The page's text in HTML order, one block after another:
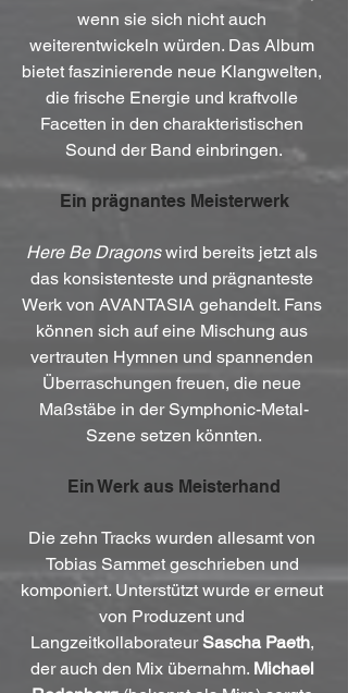
wenn sie sich nicht auch
weiterentwickeln würden. Das Album
bietet faszinierende neue Klangwelten,
die frische Energie und kraftvolle
Facetten in den charakteristischen
Sound der Band einbringen.
Ein prägnantes Meisterwerk
Here Be Dragons wird bereits jetzt als
das konsistenteste und prägnanteste
Werk von AVANTASIA gehandelt. Fans
können sich auf eine Mischung aus
vertrauten Hymnen und spannenden
Überraschungen freuen, die neue
Maßstäbe in der Symphonic-Metal-
Szene setzen könnten.
Ein Werk aus Meisterhand
Die zehn Tracks wurden allesamt von
Tobias Sammet geschrieben und
komponiert. Unterstützt wurde er erneut
von Produzent und
Langzeitkollaborateur Sascha Paeth,
der auch den Mix übernahm. Michael